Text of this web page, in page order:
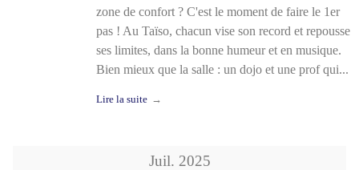
zone de confort ? C'est le moment de faire le 1er
pas ! Au Taïso, chacun vise son record et repousse
ses limites, dans la bonne humeur et en musique.
Bien mieux que la salle : un dojo et une prof qui...
Lire la suite
Juil. 2025